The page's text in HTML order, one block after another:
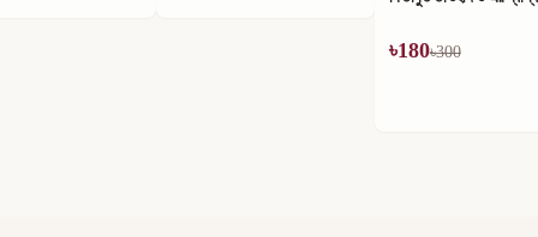
৳180৳300